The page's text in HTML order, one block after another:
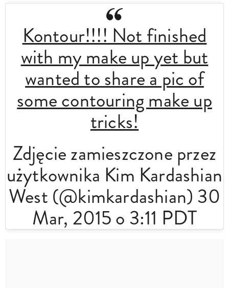
Kontour!!!! Not finished
with my make up yet but
wanted to share a pic of
some contouring make up
tricks!
Zdjęcie zamieszczone przez
użytkownika Kim Kardashian
West (@kimkardashian) 30
Mar, 2015 o 3:11 PDT